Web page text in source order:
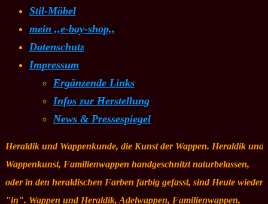
Stil-Möbel
mein ,,e-bay-shop,,
Datenschutz
Impressum
Ergänzende Links
Infos zur Herstellung
News & Pressespiegel
Heraldik und Wappenkunde, die Kunst der Wappen. Heraldik und
Wappenkunst, Familienwappen handgeschnitzt naturbelassen,
oder in den heraldischen Farben farbig gefasst, sind Heute wieder
"in". Wappen und Heraldik, Adelwappen, Familienwappen,